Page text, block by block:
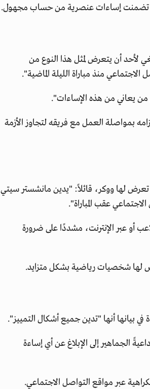
تضمنت إساءات عنصرية من حساب مجهول.
لأحد أن يتعرض لمثل هذا النوع من
الاجتماعي منذ مباراة الليلة الماضية".
يعاني من هذه الإساءات".
بمواصلة العمل مع فريقه لتجاوز الأزمة
تعرض لها ووكر، قائلاً: "يدين مانشستر سيتي
عقب المباراة".
أو عبر الإنترنت، مشددًا على ضرورة
لها شخصيات رياضية بشكل متزايد.
بيانها أنها "تدين جميع أشكال التمييز".
الجماهير إلى الإبلاغ عن أي إساءة
عبر مواقع التواصل الاجتماعي.